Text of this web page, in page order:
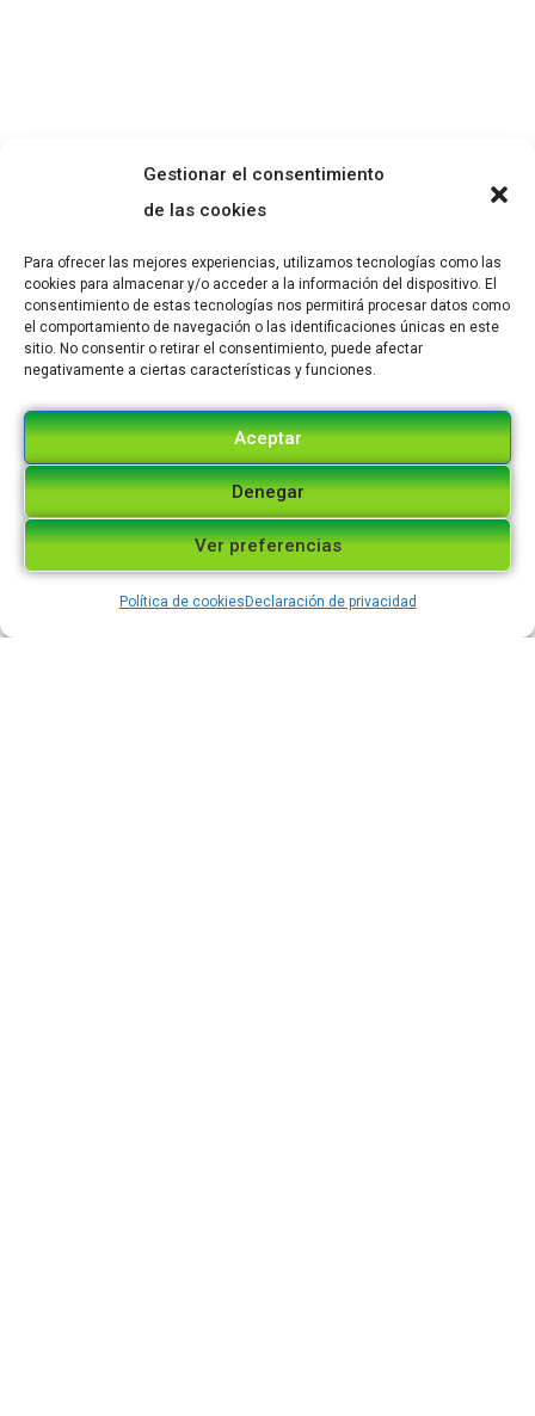
Gestionar el consentimiento
de las cookies
Para ofrecer las mejores experiencias, utilizamos tecnologías como las
cookies para almacenar y/o acceder a la información del dispositivo. El
consentimiento de estas tecnologías nos permitirá procesar datos como
el comportamiento de navegación o las identificaciones únicas en este
sitio. No consentir o retirar el consentimiento, puede afectar
negativamente a ciertas características y funciones.
Aceptar
Denegar
Ver preferencias
Política de cookies Declaración de privacidad
SEDE GUATAPÉ
Plaza Principal Guatapé